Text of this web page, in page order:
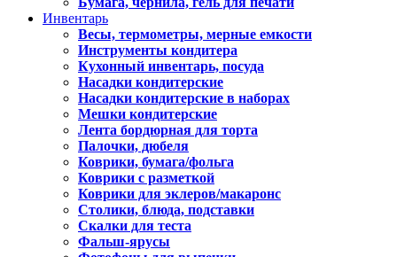
Инвентарь
Весы, термометры, мерные емкости
Инструменты кондитера
Кухонный инвентарь, посуда
Насадки кондитерские
Насадки кондитерские в наборах
Мешки кондитерские
Лента бордюрная для торта
Палочки, дюбеля
Коврики, бумага/фольга
Коврики с разметкой
Коврики для эклеров/макаронс
Столики, блюда, подставки
Скалки для теста
Фальш-ярусы